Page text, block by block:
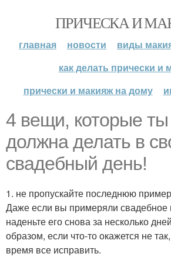
ПРИЧЕСКА И
главная новости
виды
как делать прически и
прически и макияж на дому
4 вещи, которые
должна делать в
свадебный день!
1. не пропускайте последнюю
Даже если вы примеряли свадебное
наденьте его снова за несколько
образом, если что-то окажется не
время все исправить.